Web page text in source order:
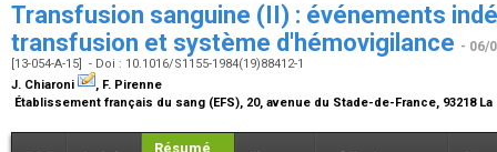
Transfusion sanguine (II) : événements
transfusion et système d'hémovigilance - 06/
[13-054-A-15] - Doi : 10.1016/S1155-1984(19)88412-1
J. Chiaroni
, F. Pirenne
Établissement français du sang (EFS), 20, avenue du Stade-de-France, 93218
Résumé